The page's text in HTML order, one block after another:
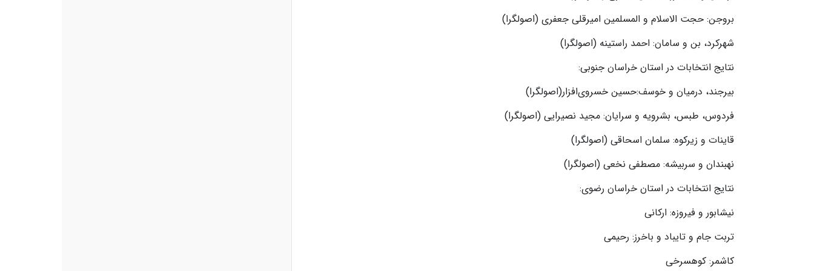
بروجن: حجت الاسلام و المسلمین امیرقلی جعفری (اصولگرا)
شهرکرد، بن و سامان: احمد راستینه (اصولگرا)
نتایج انتخابات در استان خراسان جنوبی:
بیرجند، درمیان و خوسف:حسین خسروی‌افزار(اصولگرا)
فردوس، طبس، بشرویه و سرایان: مجید نصیرایی (اصولگرا)
قاینات و زیرکوه: سلمان اسحاقی (اصولگرا)
نهبندان و سربیشه: مصطفی نخعی (اصولگرا)
نتایج انتخابات در استان خراسان رضوی:
نیشابور و فیروزه: ارکانی
تربت جام و تایباد و باخرز: رحیمی
کاشمر: کوهسرخی